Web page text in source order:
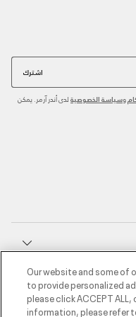
اشترك
وسياسة الخصوصية لدى أندر آرمر. يمكن
Our website and some of
to provide personalized
please click ACCEPT
information, please refer